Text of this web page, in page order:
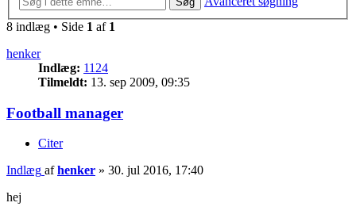
8 indlæg • Side 1 af 1
henker
Indlæg: 1124
Tilmeldt: 13. sep 2009, 09:35
Football manager
Citer
Indlæg afhenker » 30. jul 2016, 17:40
hej